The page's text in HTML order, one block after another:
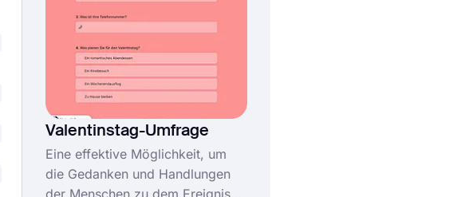
Valentinstag-Umfrage
Eine effektive Möglichkeit, um
die Gedanken und Handlungen
der Menschen zu dem Ereignis